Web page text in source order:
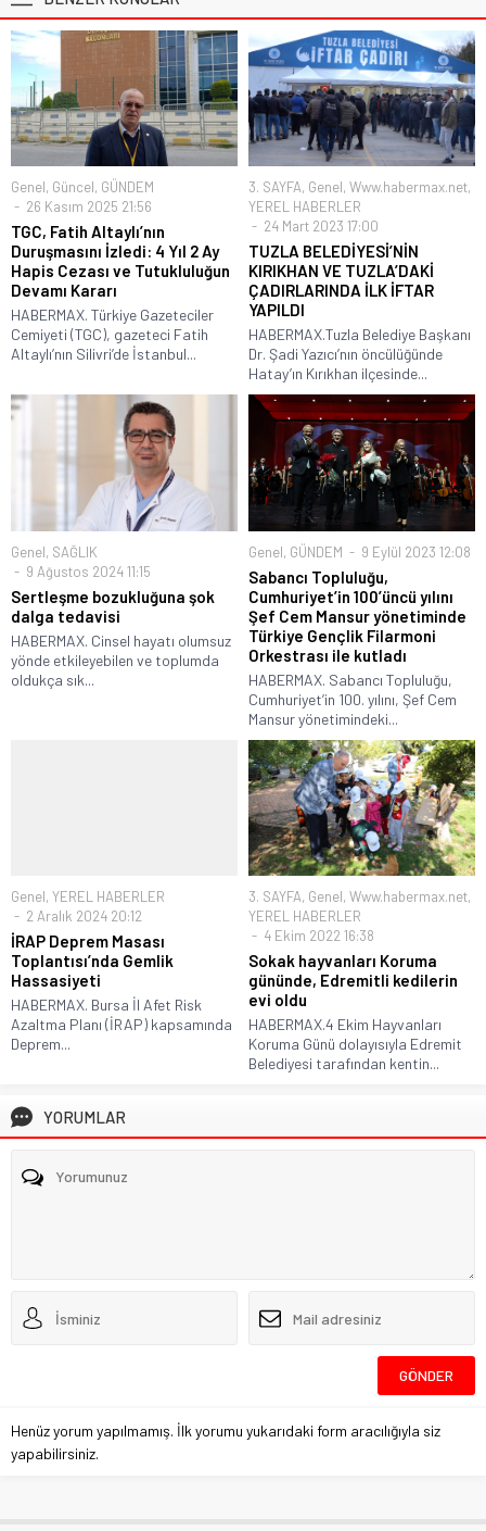
Genel, Güncel, GÜNDEM
26 Kasım 2025 21:56
TGC, Fatih Altaylı’nın
Duruşmasını İzledi: 4 Yıl 2 Ay
Hapis Cezası ve Tutukluluğun
Devamı Kararı
HABERMAX. Türkiye Gazeteciler
Cemiyeti (TGC), gazeteci Fatih
Altaylı’nın Silivri’de İstanbul...
3. SAYFA, Genel, Www.habermax.net,
YEREL HABERLER
24 Mart 2023 17:00
TUZLA BELEDİYESİ’NİN
KIRIKHAN VE TUZLA’DAKİ
ÇADIRLARINDA İLK İFTAR
YAPILDI
HABERMAX.Tuzla Belediye Başkanı
Dr. Şadi Yazıcı’nın öncülüğünde
Hatay’ın Kırıkhan ilçesinde...
Genel, SAĞLIK
9 Ağustos 2024 11:15
Sertleşme bozukluğuna şok
dalga tedavisi
HABERMAX. Cinsel hayatı olumsuz
yönde etkileyebilen ve toplumda
oldukça sık...
Genel, GÜNDEM 9 Eylül 2023 12:08
Sabancı Topluluğu,
Cumhuriyet’in 100’üncü yılını
Şef Cem Mansur yönetiminde
Türkiye Gençlik Filarmoni
Orkestrası ile kutladı
HABERMAX. Sabancı Topluluğu,
Cumhuriyet’in 100. yılını, Şef Cem
Mansur yönetimindeki...
Genel, YEREL HABERLER
2 Aralık 2024 20:12
İRAP Deprem Masası
Toplantısı’nda Gemlik
Hassasiyeti
HABERMAX. Bursa İl Afet Risk
Azaltma Planı (İRAP) kapsamında
Deprem...
3. SAYFA, Genel, Www.habermax.net,
YEREL HABERLER
4 Ekim 2022 16:38
Sokak hayvanları Koruma
gününde, Edremitli kedilerin
evi oldu
HABERMAX.4 Ekim Hayvanları
Koruma Günü dolayısıyla Edremit
Belediyesi tarafından kentin...
YORUMLAR
Henüz yorum yapılmamış. İlk yorumu yukarıdaki form aracılığıyla siz
yapabilirsiniz.